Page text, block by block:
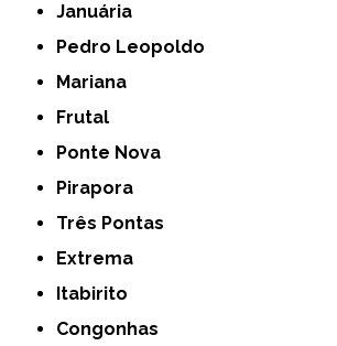
Januária
Pedro Leopoldo
Mariana
Frutal
Ponte Nova
Pirapora
Três Pontas
Extrema
Itabirito
Congonhas